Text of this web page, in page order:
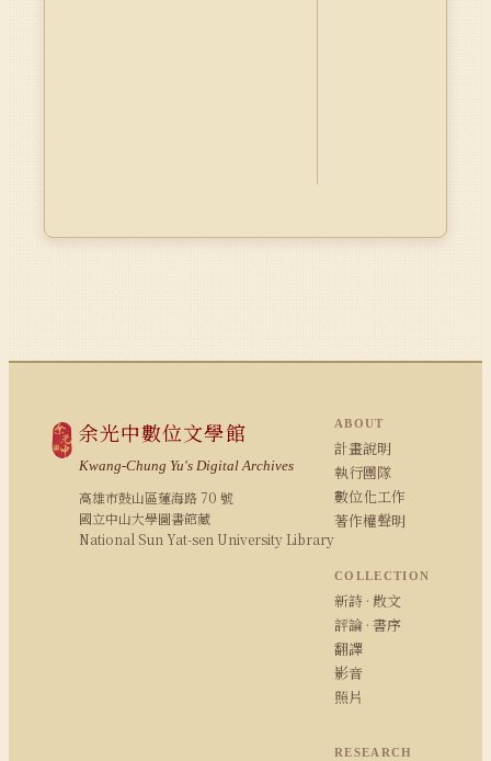
余光中數位文學館
Kwang-Chung Yu's Digital Archives
高雄市鼓山區蓮海路 70 號
國立中山大學圖書館藏
National Sun Yat-sen University Library
ABOUT
計畫說明
執行團隊
數位化工作
著作權聲明
COLLECTION
新詩 · 散文
評論 · 書序
翻譯
影音
照片
RESEARCH